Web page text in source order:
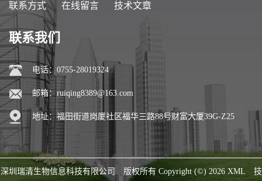
联系方式 在线留言 技术文章
联系我们
电话：0755-28019324
邮箱： ruiqing8389@163.com
地址：福田街道岗厦社区福华三路88号财富大厦39G-Z25
深圳瑞清生物信息科技有限公司 版权所有 Copyright (©) 2026 XML 技